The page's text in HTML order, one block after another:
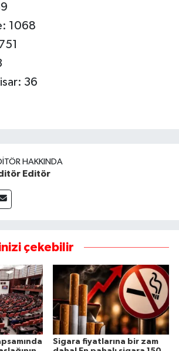
1068
36
HAKKINDA
Editör
çekebilir
Sigara fiyatlarına bir zam